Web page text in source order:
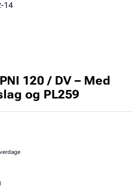
14
120 / DV – Med
og PL259